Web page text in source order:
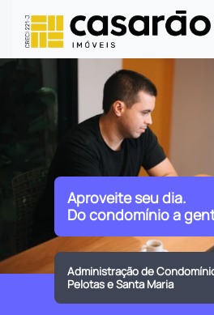
Aproveite seu dia.
Do condomínio a
Administração de
Pelotas e Santa Maria